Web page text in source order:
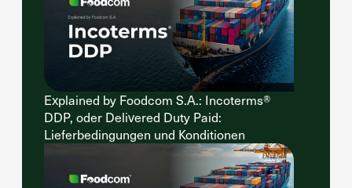
Explained by Foodcom S.A.: Incoterms®
DDP, oder Delivered Duty Paid:
Lieferbedingungen und Konditionen